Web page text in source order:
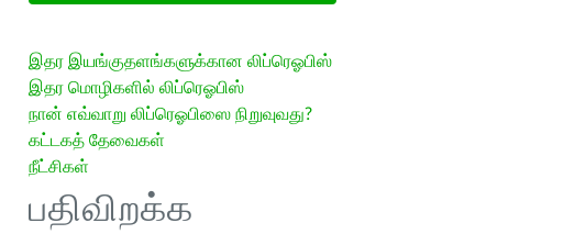
இதர இயங்குதளங்களுக்கான லிப்ரெஓபிஸ்
இதர மொழிகளில் லிப்ரெஓபிஸ்
நான் எவ்வாறு லிப்ரெஓபிஸை நிறுவுவது?
கட்டகத் தேவைகள்
நீட்சிகள்
பதிவிறக்க